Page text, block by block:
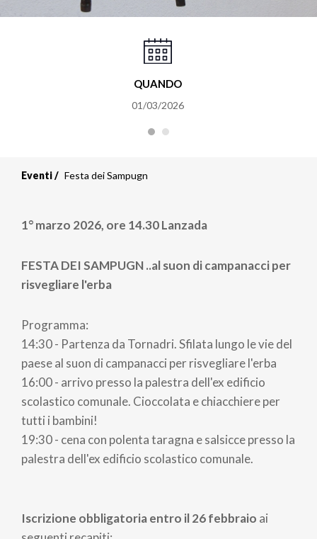
QUANDO
01/03/2026
Eventi Festa dei Sampugn
1° marzo 2026, ore 14.30 Lanzada
FESTA DEI SAMPUGN ..al suon di campanacci per
risvegliare l'erba
Programma:
14:30 - Partenza da Tornadri. Sfilata lungo le vie del
paese al suon di campanacci per risvegliare l'erba
16:00 - arrivo presso la palestra dell'ex edificio
scolastico comunale. Cioccolata e chiacchiere per
tutti i bambini!
19:30 - cena con polenta taragna e salsicce presso la
palestra dell'ex edificio scolastico comunale.
Iscrizione obbligatoria entro il 26 febbraio ai